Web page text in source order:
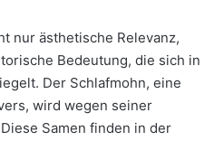
nur ästhetische Relevanz,
Bedeutung, die sich in
Der Schlafmohn, eine
wird wegen seiner
Samen finden in der